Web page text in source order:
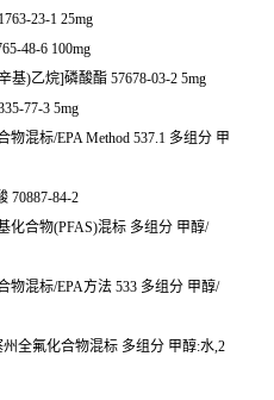
23-1 25mg
48-6 100mg
基)乙烷]磷酸酯 57678-03-2 5mg
77-3 5mg
物混标/EPA Method 537.1 多组分 甲
70887-84-2
化合物(PFAS)混标 多组分 甲醇/
物混标/EPA方法 533 多组分 甲醇/
全氟化合物混标 多组分 甲醇:水,2